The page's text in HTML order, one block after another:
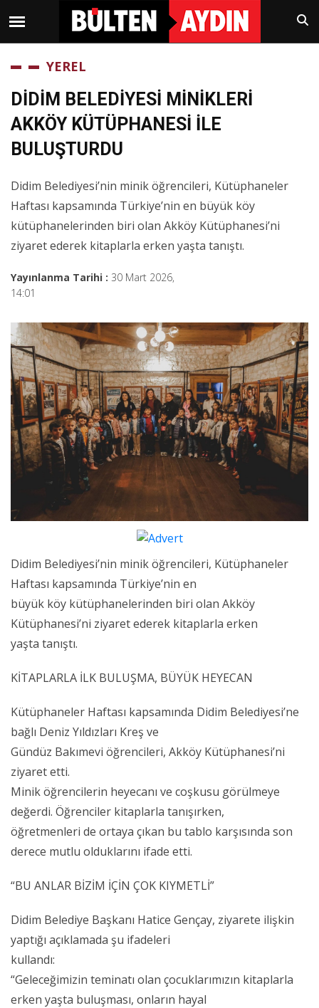
YEREL
DİDİM BELEDİYESİ MİNİKLERİ
AKKÖY KÜTÜPHANESİ İLE
BULUŞTURDU
Didim Belediyesi’nin minik öğrencileri, Kütüphaneler
Haftası kapsamında Türkiye’nin en büyük köy
kütüphanelerinden biri olan Akköy Kütüphanesi’ni
ziyaret ederek kitaplarla erken yaşta tanıştı.
Yayınlanma Tarihi : 30 Mart 2026,
14:01
Didim Belediyesi’nin minik öğrencileri, Kütüphaneler
Haftası kapsamında Türkiye’nin en
büyük köy kütüphanelerinden biri olan Akköy
Kütüphanesi’ni ziyaret ederek kitaplarla erken
yaşta tanıştı.
KİTAPLARLA İLK BULUŞMA, BÜYÜK HEYECAN
Kütüphaneler Haftası kapsamında Didim Belediyesi’ne
bağlı Deniz Yıldızları Kreş ve
Gündüz Bakımevi öğrencileri, Akköy Kütüphanesi’ni
ziyaret etti.
Minik öğrencilerin heyecanı ve coşkusu görülmeye
değerdi. Öğrenciler kitaplarla tanışırken,
öğretmenleri de ortaya çıkan bu tablo karşısında son
derece mutlu olduklarını ifade etti.
“BU ANLAR BİZİM İÇİN ÇOK KIYMETLİ”
Didim Belediye Başkanı Hatice Gençay, ziyarete ilişkin
yaptığı açıklamada şu ifadeleri
kullandı:
“Geleceğimizin teminatı olan çocuklarımızın kitaplarla
erken yaşta buluşması, onların hayal